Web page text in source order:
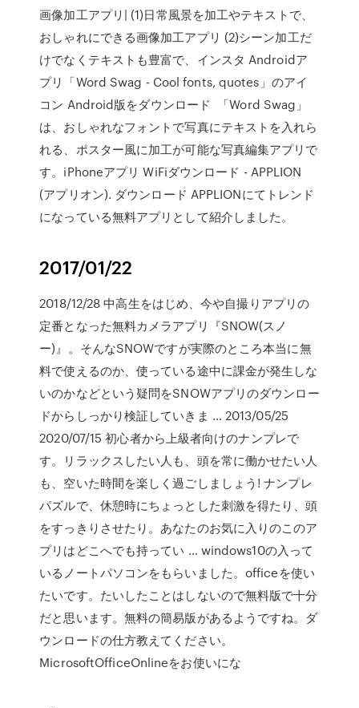
画像加工アプリ| (1)日常風景を加工やテキストで、
おしゃれにできる画像加工アプリ (2)シーン加工だ
けでなくテキストも豊富で、インスタ Androidア
プリ「Word Swag - Cool fonts, quotes」のアイ
コン Android版をダウンロード 「Word Swag」
は、おしゃれなフォントで写真にテキストを入れら
れる、ポスター風に加工が可能な写真編集アプリで
す。iPhoneアプリ WiFiダウンロード - APPLION
(アプリオン). ダウンロード APPLIONにてトレンド
になっている無料アプリとして紹介しました。
2017/01/22
2018/12/28 中高生をはじめ、今や自撮りアプリの
定番となった無料カメラアプリ『SNOW(スノ
ー)』。そんなSNOWですが実際のところ本当に無
料で使えるのか、使っている途中に課金が発生しな
いのかなどという疑問をSNOWアプリのダウンロー
ドからしっかり検証していきま … 2013/05/25
2020/07/15 初心者から上級者向けのナンプレで
す。リラックスしたい人も、頭を常に働かせたい人
も、空いた時間を楽しく過ごしましょう! ナンプレ
パズルで、休憩時にちょっとした刺激を得たり、頭
をすっきりさせたり。あなたのお気に入りのこのア
プリはどこへでも持ってい … windows10の入って
いるノートパソコンをもらいました。officeを使い
たいです。たいしたことはしないので無料版で十分
だと思います。無料の簡易版があるようですね。ダ
ウンロードの仕方教えてください。
MicrosoftOfficeOnlineをお使いにな